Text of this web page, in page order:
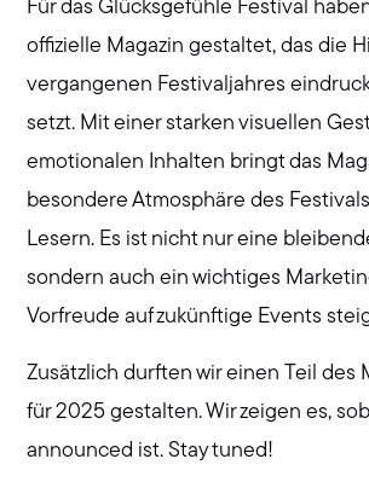
Für das Glücksgefühle Festival
offizielle Magazin gestaltet, das die
vergangenen Festivaljahres
setzt. Mit einer starken visuellen
emotionalen Inhalten bringt das
besondere Atmosphäre des
Lesern. Es ist nicht nur eine
sondern auch ein wichtiges
Vorfreude auf zukünftige Events
Zusätzlich durften wir einen Teil des
für 2025 gestalten. Wir zeigen es,
announced ist. Stay tuned!